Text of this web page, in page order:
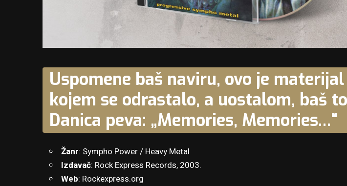
Uspomene baš naviru, ovo je
kojem se odrastalo, a uostalom, baš
Danica peva: „Memories, Memories…“
Žanr: Sympho Power / Heavy Metal
Izdavač: Rock Express Records, 2003.
Web: Rockexpress.org